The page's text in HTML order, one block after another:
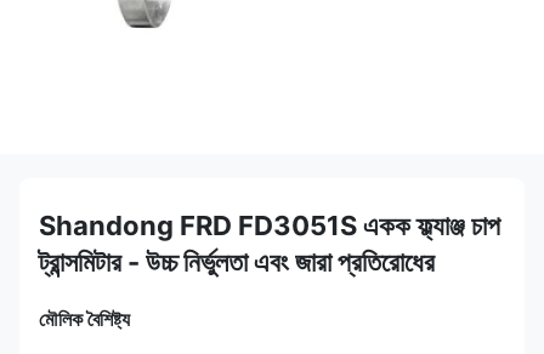
Shandong FRD FD3051S একক ফ্ল্যাঞ্জ চাপ
ট্রান্সমিটার - উচ্চ নির্ভুলতা এবং জারা প্রতিরোধের
মৌলিক বৈশিষ্ট্য